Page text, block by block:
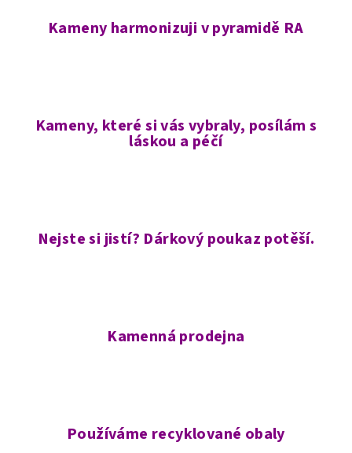
Kameny harmonizuji v pyramidě RA
Kameny, které si vás vybraly, posílám s
láskou a péčí
Nejste si jistí? Dárkový poukaz potěší.
Kamenná prodejna
Používáme recyklované obaly